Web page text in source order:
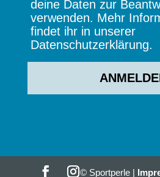
deine Daten zur
verwenden. Mehr
findet ihr in unserer
Datenschutzerklärung.
© Sportperle |